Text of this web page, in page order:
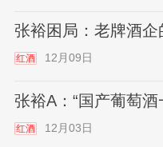
张裕困局：老牌酒
红酒 12月09日
张裕A：“国产葡萄酒
红酒 12月03日